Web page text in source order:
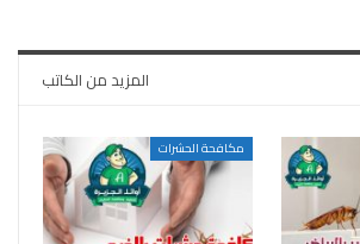
المزيد من الكاتب
مكافحة الحشرات